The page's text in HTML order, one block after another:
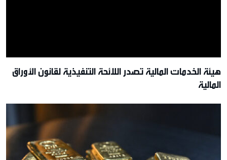
هيئة الخدمات المالية تصدر اللائحة التنفيذية لقانون الأوراق
المالية